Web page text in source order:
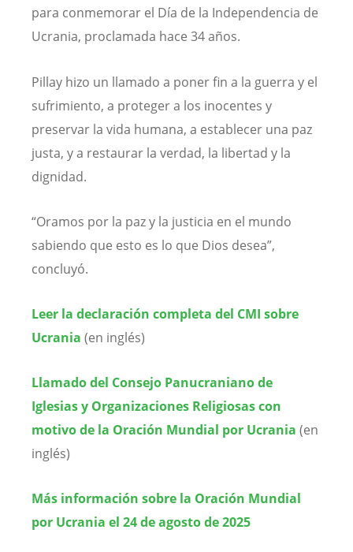
para conmemorar el Día de la Independencia de
Ucrania, proclamada hace 34 años.
Pillay hizo un llamado a poner fin a la guerra y el
sufrimiento, a proteger a los inocentes y
preservar la vida humana, a establecer una paz
justa, y a restaurar la verdad, la libertad y la
dignidad.
“Oramos por la paz y la justicia en el mundo
sabiendo que esto es lo que Dios desea”,
concluyó.
Leer la declaración completa del CMI sobre
Ucrania (en inglés)
Llamado del Consejo Panucraniano de
Iglesias y Organizaciones Religiosas con
motivo de la Oración Mundial por Ucrania (en
inglés)
Más información sobre la Oración Mundial
por Ucrania el 24 de agosto de 2025